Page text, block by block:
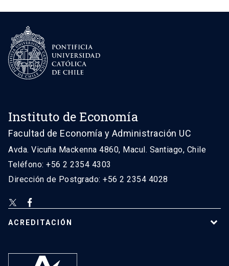
Instituto de Economía
Facultad de Economía y Administración UC
Avda. Vicuña Mackenna 4860, Macul. Santiago, Chile
Teléfono: +56 2 2354 4303
Dirección de Postgrado: +56 2 2354 4028
ACREDITACIÓN